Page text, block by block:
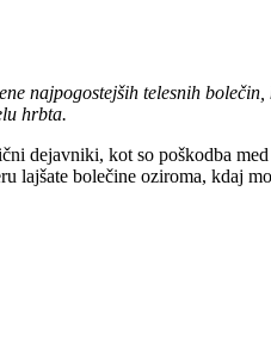
najpogostejših telesnih
hrbta.
dejavniki, kot so poškodba
lajšate bolečine oziroma, kdaj